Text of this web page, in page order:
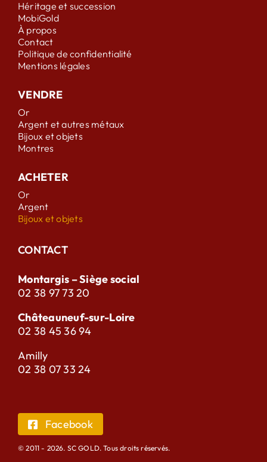
Héritage et succession
MobiGold
À propos
Contact
Politique de confidentialité
Mentions légales
VENDRE
Or
Argent et autres métaux
Bijoux et objets
Montres
ACHETER
Or
Argent
Bijoux et objets
CONTACT
Montargis – Siège social
02 38 97 73 20
Châteauneuf-sur-Loire
02 38 45 36 94
Amilly
02 38 07 33 24
© 2011 - 2026. SC GOLD. Tous droits réservés.
Facebook